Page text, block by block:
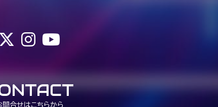
問合せはこちらから